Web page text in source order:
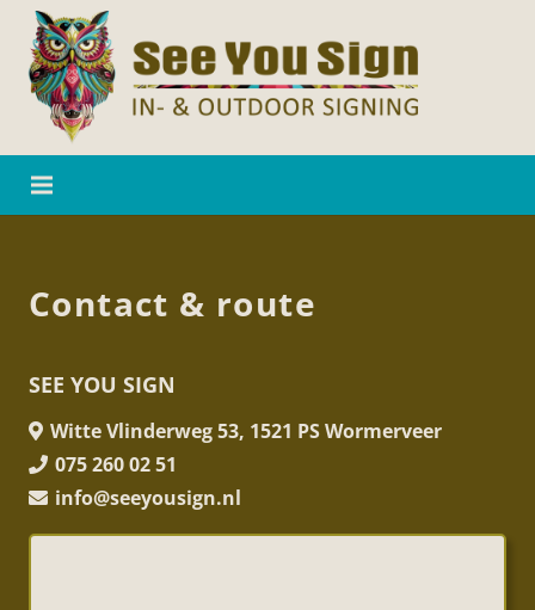
Contact & route
SEE YOU SIGN
Witte Vlinderweg 53, 1521 PS Wormerveer
075 260 02 51
info@seeyousign.nl